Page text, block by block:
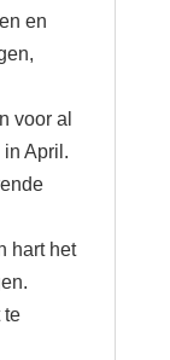
en
voor al
in April.
hart het
te